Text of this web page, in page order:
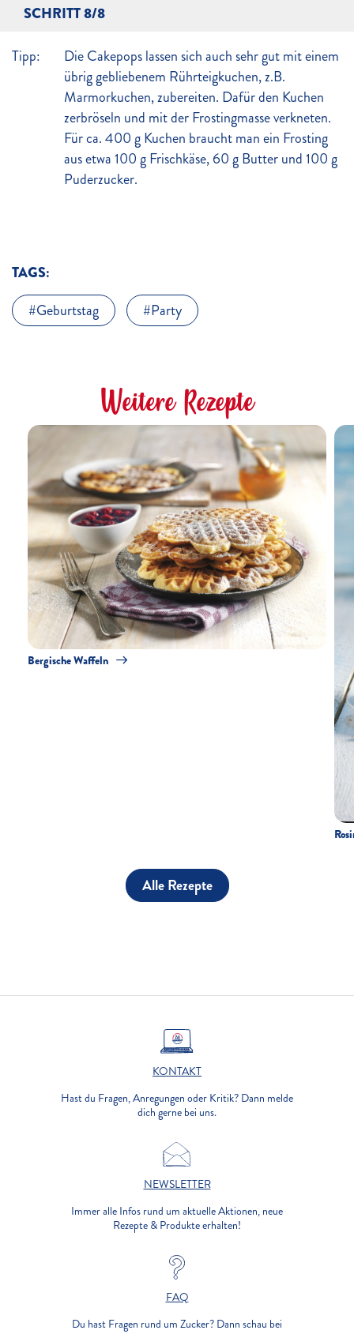
SCHRITT 8/8
Tipp:
Die Cakepops lassen sich auch sehr gut mit einem
übrig gebliebenem Rührteigkuchen, z.B.
Marmorkuchen, zubereiten. Dafür den Kuchen
zerbröseln und mit der Frostingmasse verkneten.
Für ca. 400 g Kuchen braucht man ein Frosting
aus etwa 100 g Frischkäse, 60 g Butter und 100 g
Puderzucker.
TAGS:
Geburtstag
Party
Weitere Rezepte
Bergische Waffeln
Alle Rezepte
KONTAKT
Hast du Fragen, Anregungen oder Kritik? Dann melde
dich gerne bei uns.
NEWSLETTER
Immer alle Infos rund um aktuelle Aktionen, neue
Rezepte & Produkte erhalten!
FAQ
Du hast Fragen rund um Zucker? Dann schau bei